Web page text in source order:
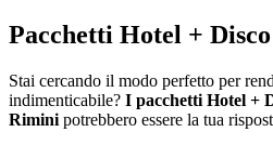
Pacchetti Hotel + Disco
Stai cercando il modo perfetto per
indimenticabile? I pacchetti Hotel +
Rimini potrebbero essere la tua